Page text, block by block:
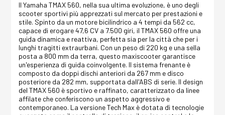
Il Yamaha TMAX 560, nella sua ultima evoluzione, è uno degli
scooter sportivi più apprezzati sul mercato per prestazioni e
stile. Spinto da un motore bicilindrico a 4 tempi da 562 cc,
capace di erogare 47,6 CV a 7.500 giri, il TMAX 560 offre una
guida dinamica e reattiva, perfetta sia per la città che per i
lunghi tragitti extraurbani. Con un peso di 220 kg e una sella
posta a 800 mm da terra, questo maxiscooter garantisce
un'esperienza di guida coinvolgente. Il sistema frenante è
composto da doppi dischi anteriori da 267 mm e disco
posteriore da 282 mm, supportata dall'ABS di serie. Il design
del TMAX 560 è sportivo e raffinato, caratterizzato da linee
affilate che conferiscono un aspetto aggressivo e
contemporaneo. La versione Tech Max è dotata di tecnologie